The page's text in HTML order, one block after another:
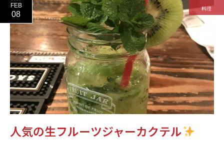
FEB
08
料理
人気の生フルーツジャーカクテル